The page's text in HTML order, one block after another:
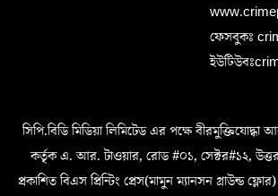
ফেসবুকঃ
সিপি.বিডি মিডিয়া লিমিটেড এর পক্ষে
কর্তৃক এ. আর. টাওয়ার, রোড #০১, সেক্টর#১২,
প্রকাশিত বিএস প্রিন্টিং প্রেস(মামুন ম্যানসন গ্রাউন্ড